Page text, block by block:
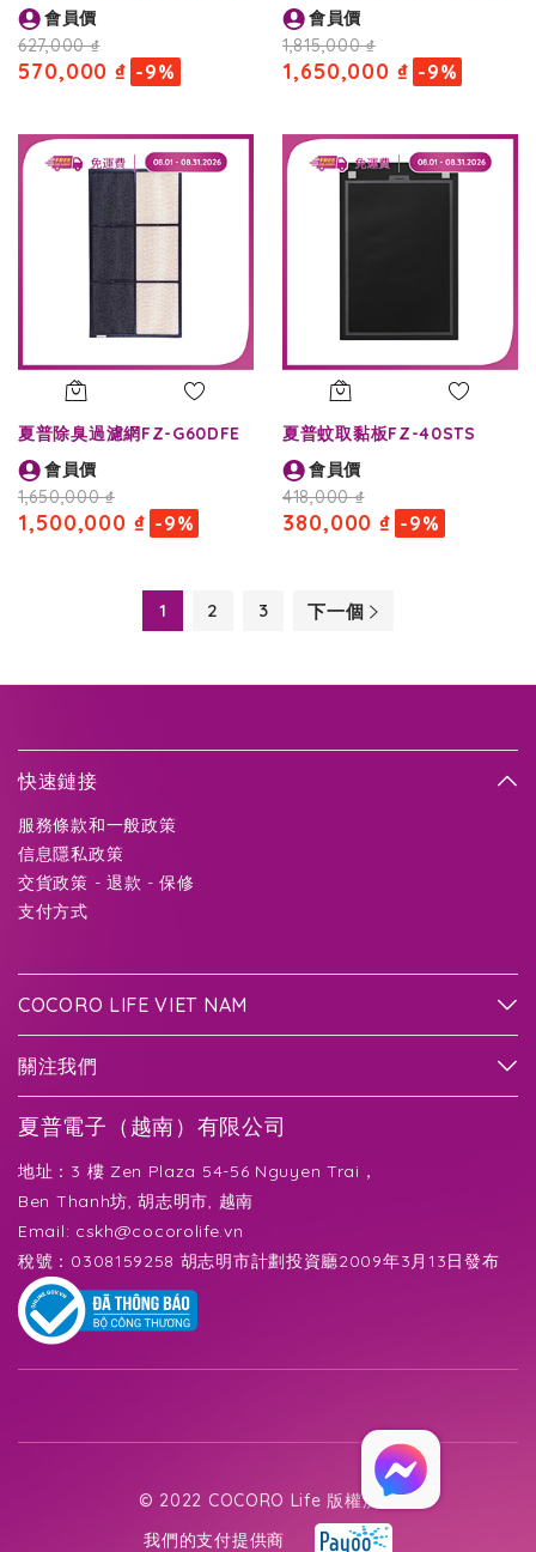
會員價
627,000 ₫
570,000 ₫ -9%
會員價
1,815,000 ₫
1,650,000 ₫ -9%
夏普除臭過濾網FZ-G60DFE
會員價
1,650,000 ₫
1,500,000 ₫ -9%
夏普蚊取黏板FZ-40STS
會員價
418,000 ₫
380,000 ₫ -9%
1 2 3 下一個
快速鏈接
服務條款和一般政策
信息隱私政策
交貨政策 - 退款 - 保修
支付方式
COCORO LIFE VIET NAM
關注我們
夏普電子（越南）有限公司
地址：3 樓 Zen Plaza 54-56 Nguyen Trai，
Ben Thanh坊, 胡志明市, 越南
Email: cskh@cocorolife.vn
稅號：0308159258 胡志明市計劃投資廳2009年3月13日發布
© 2022 COCORO Life 版權所有
我們的支付提供商